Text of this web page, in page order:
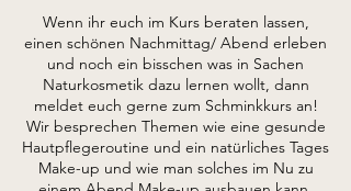
Wenn ihr euch im Kurs beraten lassen,
einen schönen Nachmittag/ Abend erleben
und noch ein bisschen was in Sachen
Naturkosmetik dazu lernen wollt, dann
meldet euch gerne zum Schminkkurs an!
Wir besprechen Themen wie eine gesunde
Hautpflegeroutine und ein natürliches Tages
Make-up und wie man solches im Nu zu